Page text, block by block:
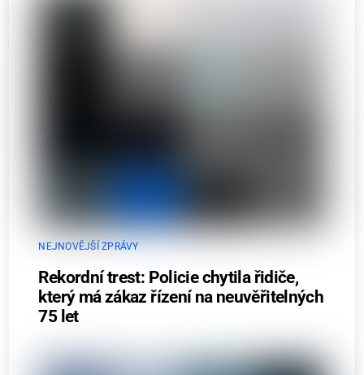
NEJNOVĚJŠÍ ZPRÁVY
Rekordní trest: Policie chytila řidiče,
který má zákaz řízení na neuvěřitelných
75 let